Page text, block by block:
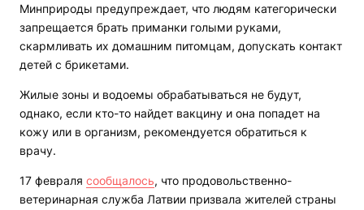
Минприроды предупреждает, что людям категорически
запрещается брать приманки голыми руками,
скармливать их домашним питомцам, допускать контакт
детей с брикетами.
Жилые зоны и водоемы обрабатываться не будут,
однако, если кто-то найдет вакцину и она попадет на
кожу или в организм, рекомендуется обратиться к
врачу.
17 февраля сообщалось, что продовольственно-
ветеринарная служба Латвии призвала жителей страны